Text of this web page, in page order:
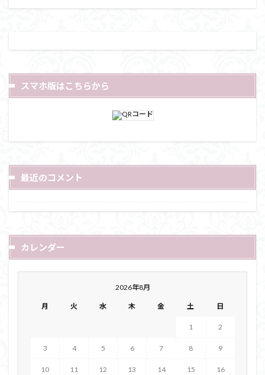
スマホ版はこちらから
最近のコメント
カレンダー
2026年8月
月 火 水 木 金 土 日
1 2
3 4 5 6 7 8 9
10 11 12 13 14 15 16